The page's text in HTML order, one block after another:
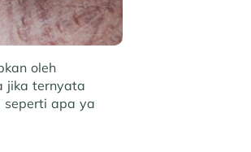
oleh
jika ternyata
seperti apa ya